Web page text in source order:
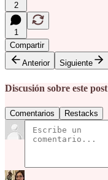
2
1
Compartir
Anterior
Siguiente
Discusión sobre este post
Comentarios Restacks